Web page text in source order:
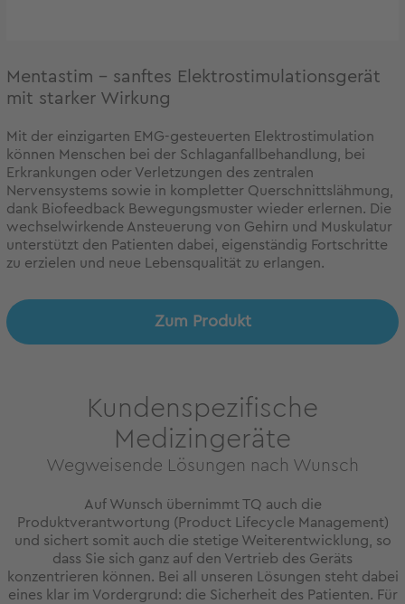
Mentastim - sanftes Elektrostimulationsgerät
mit starker Wirkung
Mit der einzigarten EMG-gesteuerten Elektrostimulation
können Menschen bei der Schlaganfallbehandlung, bei
Erkrankungen oder Verletzungen des zentralen
Nervensystems sowie in kompletter Querschnittslähmung,
dank Biofeedback Bewegungsmuster wieder erlernen. Die
wechselwirkende Ansteuerung von Gehirn und Muskulatur
unterstützt den Patienten dabei, eigenständig Fortschritte
zu erzielen und neue Lebensqualität zu erlangen.
Zum Produkt
Kundenspezifische
Medizingeräte
Wegweisende Lösungen nach Wunsch
Auf Wunsch übernimmt TQ auch die
Produktverantwortung (Product Lifecycle Management)
und sichert somit auch die stetige Weiterentwicklung, so
dass Sie sich ganz auf den Vertrieb des Geräts
konzentrieren können. Bei all unseren Lösungen steht dabei
eines klar im Vordergrund: die Sicherheit des Patienten. Für